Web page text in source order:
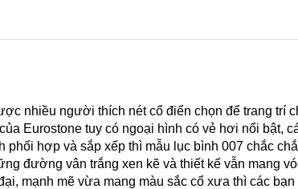
nhiều người thích nét cổ điển chọn để trang trí
Eurostone tuy có ngoại hình có vẻ hơi nổi bật,
hợp và sắp xếp thì mẫu lục bình 007 chắc
đường vân trắng xen kẽ và thiết kế vẫn mang
mạnh mẽ vừa mang màu sắc cổ xưa thì các bạn